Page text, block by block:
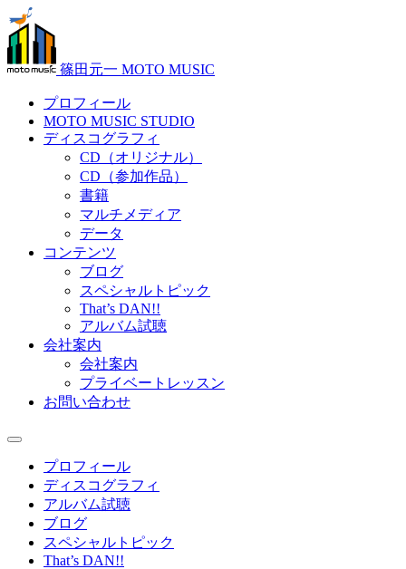
篠田元一 MOTO MUSIC
プロフィール
MOTO MUSIC STUDIO
ディスコグラフィ
CD（オリジナル）
CD（参加作品）
書籍
マルチメディア
データ
コンテンツ
ブログ
スペシャルトピック
That’s DAN!!
アルバム試聴
会社案内
会社案内
プライベートレッスン
お問い合わせ
プロフィール
ディスコグラフィ
アルバム試聴
ブログ
スペシャルトピック
That’s DAN!!